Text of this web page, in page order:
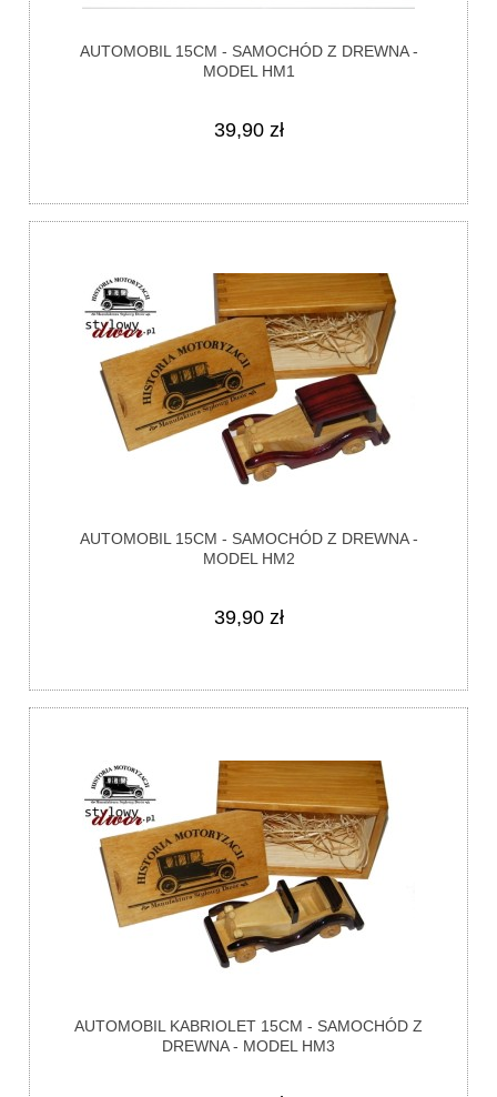
AUTOMOBIL 15CM - SAMOCHÓD Z DREWNA -
MODEL HM1
39,90 zł
AUTOMOBIL 15CM - SAMOCHÓD Z DREWNA -
MODEL HM2
39,90 zł
AUTOMOBIL KABRIOLET 15CM - SAMOCHÓD Z
DREWNA - MODEL HM3